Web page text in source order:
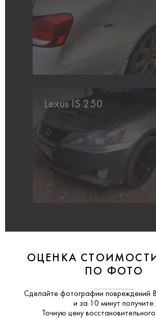
Lexus IS 250
ОЦЕНКА
ПО ФОТО
Сделайте фотографии повреждений
и за 10 минут получите:
Точную цену